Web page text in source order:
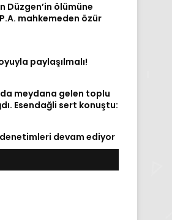
Düzgen’in ölümüne
mahkemeden özür
paylaşılmalı!
meydana gelen toplu
Esendağli sert konuştu:
denetimleri devam ediyor